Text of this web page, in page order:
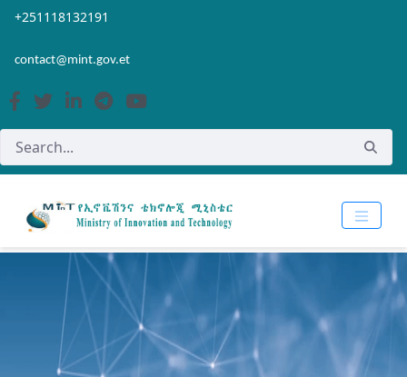
Skip to Main Content
Open Accessibility Menu
+251118132191
contact@mint.gov.et